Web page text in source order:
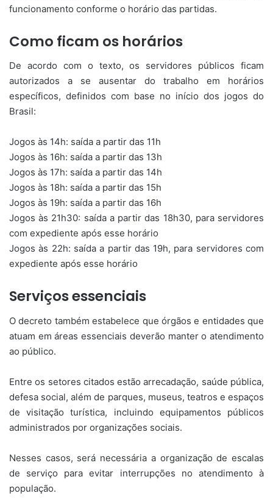
funcionamento conforme o horário das partidas.
Como ficam os horários
De acordo com o texto, os servidores públicos ficam
autorizados a se ausentar do trabalho em horários
específicos, definidos com base no início dos jogos do
Brasil:
Jogos às 14h: saída a partir das 11h
Jogos às 16h: saída a partir das 13h
Jogos às 17h: saída a partir das 14h
Jogos às 18h: saída a partir das 15h
Jogos às 19h: saída a partir das 16h
Jogos às 21h30: saída a partir das 18h30, para servidores
com expediente após esse horário
Jogos às 22h: saída a partir das 19h, para servidores com
expediente após esse horário
Serviços essenciais
O decreto também estabelece que órgãos e entidades que
atuam em áreas essenciais deverão manter o atendimento
ao público.
Entre os setores citados estão arrecadação, saúde pública,
defesa social, além de parques, museus, teatros e espaços
de visitação turística, incluindo equipamentos públicos
administrados por organizações sociais.
Nesses casos, será necessária a organização de escalas
de serviço para evitar interrupções no atendimento à
população.